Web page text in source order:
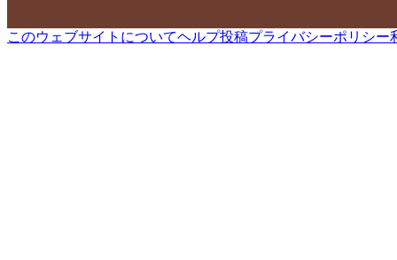
このウェブサイトについてヘルプ投稿プライバシーポリシー